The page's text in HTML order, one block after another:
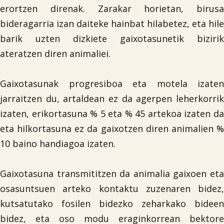
erortzen direnak. Zarakar horietan, birusa
bideragarria izan daiteke hainbat hilabetez, eta hile
barik uzten dizkiete gaixotasunetik bizirik
ateratzen diren animaliei.
Gaixotasunak progresiboa eta motela izaten
jarraitzen du, artaldean ez da agerpen leherkorrik
izaten, erikortasuna % 5 eta % 45 artekoa izaten da
eta hilkortasuna ez da gaixotzen diren animalien %
10 baino handiagoa izaten.
Gaixotasuna transmititzen da animalia gaixoen eta
osasuntsuen arteko kontaktu zuzenaren bidez,
kutsatutako fosilen bidezko zeharkako bideen
bidez, eta oso modu eraginkorrean bektore